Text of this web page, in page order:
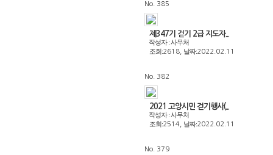
No. 385
제347기 걷기 2급 지도자...
작성자 : 사무처
조회:2618, 날짜:2022.02.11
No. 382
2021 고양시민 걷기행사(...
작성자 : 사무처
조회:2514, 날짜:2022.02.11
No. 379